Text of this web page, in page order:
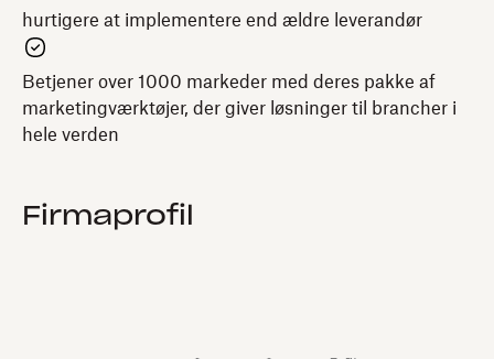
hurtigere at implementere end ældre leverandør
Betjener over 1000 markeder med deres pakke af
marketingværktøjer, der giver løsninger til brancher i
hele verden
Firmaprofil